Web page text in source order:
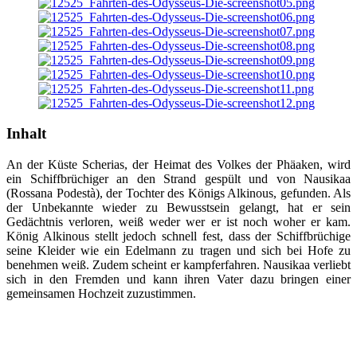
Inhalt
An der Küste Scherias, der Heimat des Volkes der Phäaken, wird
ein Schiffbrüchiger an den Strand gespült und von Nausikaa
(Rossana Podestà), der Tochter des Königs Alkinous, gefunden. Als
der Unbekannte wieder zu Bewusstsein gelangt, hat er sein
Gedächtnis verloren, weiß weder wer er ist noch woher er kam.
König Alkinous stellt jedoch schnell fest, dass der Schiffbrüchige
seine Kleider wie ein Edelmann zu tragen und sich bei Hofe zu
benehmen weiß. Zudem scheint er kampferfahren. Nausikaa verliebt
sich in den Fremden und kann ihren Vater dazu bringen einer
gemeinsamen Hochzeit zuzustimmen.